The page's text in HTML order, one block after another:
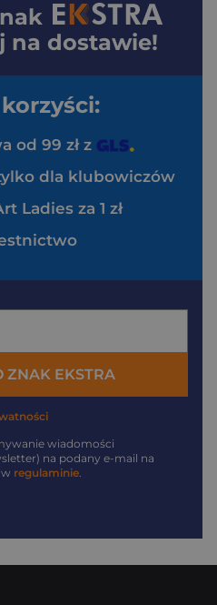
na dostawie!
od 99 zł z
dla klubowiczów
Ladies za 1 zł
ZNAK EKSTRA
wiadomości
na podany e-mail na
regulaminie.